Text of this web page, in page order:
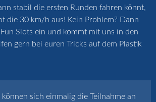
stabil die ersten Runden fahren könnt,
die 30 km/h aus! Kein Problem? Dann
Slots ein und kommt mit uns in den
gern bei euren Tricks auf dem Plastik
sich einmalig die Teilnahme an